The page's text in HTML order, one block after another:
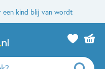
een kind blij van wordt